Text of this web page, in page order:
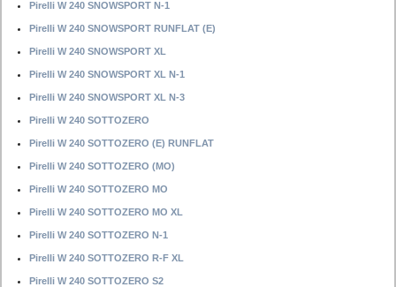
Pirelli W 240 SNOWSPORT N-1
Pirelli W 240 SNOWSPORT RUNFLAT (E)
Pirelli W 240 SNOWSPORT XL
Pirelli W 240 SNOWSPORT XL N-1
Pirelli W 240 SNOWSPORT XL N-3
Pirelli W 240 SOTTOZERO
Pirelli W 240 SOTTOZERO (E) RUNFLAT
Pirelli W 240 SOTTOZERO (MO)
Pirelli W 240 SOTTOZERO MO
Pirelli W 240 SOTTOZERO MO XL
Pirelli W 240 SOTTOZERO N-1
Pirelli W 240 SOTTOZERO R-F XL
Pirelli W 240 SOTTOZERO S2